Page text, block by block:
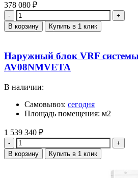
378 080 ₽
Количество
В корзину Купить в 1 клик
Наружный блок VRF
AV08NMVETA
В наличии:
Самовывоз: сегодня
Площадь помещения: м2
1 539 340 ₽
Количество
В корзину Купить в 1 клик